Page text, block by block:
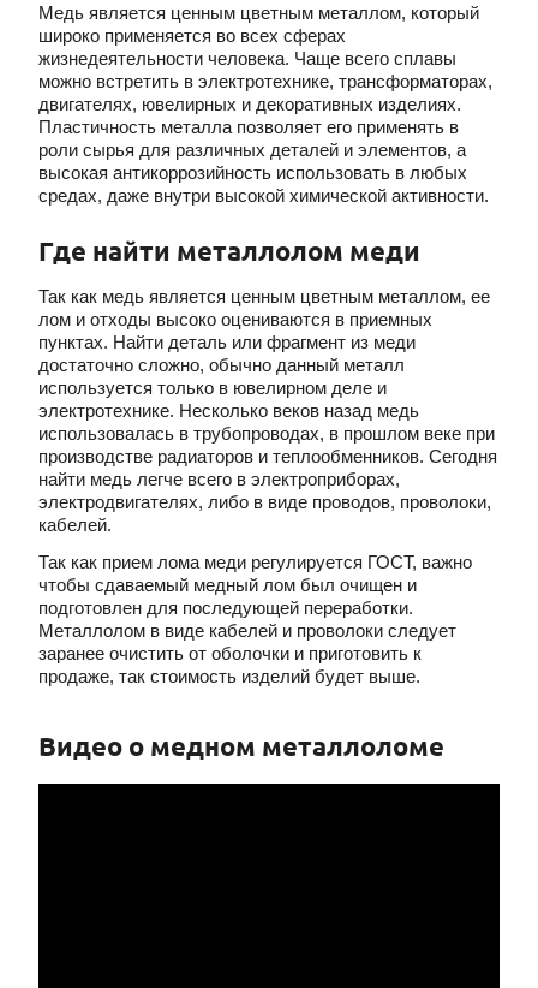
Медь является ценным цветным металлом, который
широко применяется во всех сферах
жизнедеятельности человека. Чаще всего сплавы
можно встретить в электротехнике, трансформаторах,
двигателях, ювелирных и декоративных изделиях.
Пластичность металла позволяет его применять в
роли сырья для различных деталей и элементов, а
высокая антикоррозийность использовать в любых
средах, даже внутри высокой химической активности.
Где найти металлолом меди
Так как медь является ценным цветным металлом, ее
лом и отходы высоко оцениваются в приемных
пунктах. Найти деталь или фрагмент из меди
достаточно сложно, обычно данный металл
используется только в ювелирном деле и
электротехнике. Несколько веков назад медь
использовалась в трубопроводах, в прошлом веке при
производстве радиаторов и теплообменников. Сегодня
найти медь легче всего в электроприборах,
электродвигателях, либо в виде проводов, проволоки,
кабелей.
Так как прием лома меди регулируется ГОСТ, важно
чтобы сдаваемый медный лом был очищен и
подготовлен для последующей переработки.
Металлолом в виде кабелей и проволоки следует
заранее очистить от оболочки и приготовить к
продаже, так стоимость изделий будет выше.
Видео о медном металлоломе